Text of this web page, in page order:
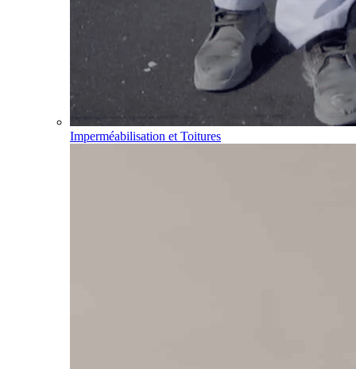
Imperméabilisation et Toitures